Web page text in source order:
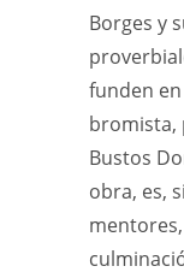
Borges y
funden
bromista,
Bustos
obra, es,